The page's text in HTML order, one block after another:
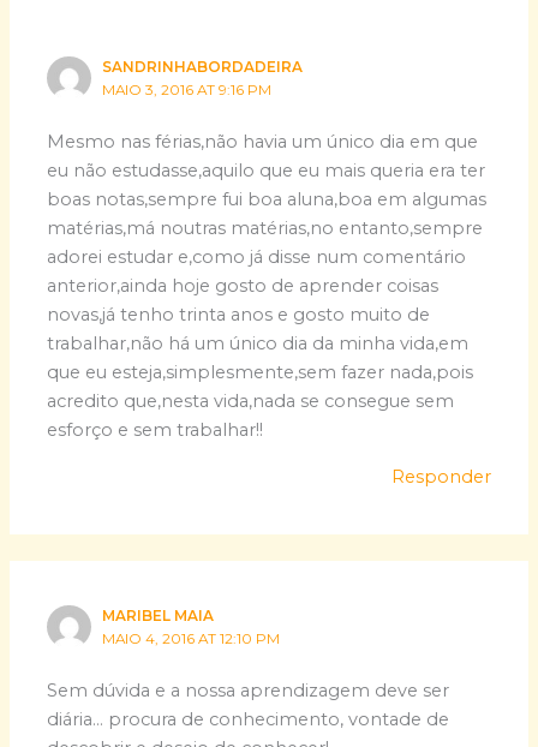
SANDRINHABORDADEIRA
MAIO 3, 2016 AT 9:16 PM
Mesmo nas férias,não havia um único dia em que
eu não estudasse,aquilo que eu mais queria era ter
boas notas,sempre fui boa aluna,boa em algumas
matérias,má noutras matérias,no entanto,sempre
adorei estudar e,como já disse num comentário
anterior,ainda hoje gosto de aprender coisas
novas,já tenho trinta anos e gosto muito de
trabalhar,não há um único dia da minha vida,em
que eu esteja,simplesmente,sem fazer nada,pois
acredito que,nesta vida,nada se consegue sem
esforço e sem trabalhar!!
Responder
MARIBEL MAIA
MAIO 4, 2016 AT 12:10 PM
Sem dúvida e a nossa aprendizagem deve ser
diária… procura de conhecimento, vontade de